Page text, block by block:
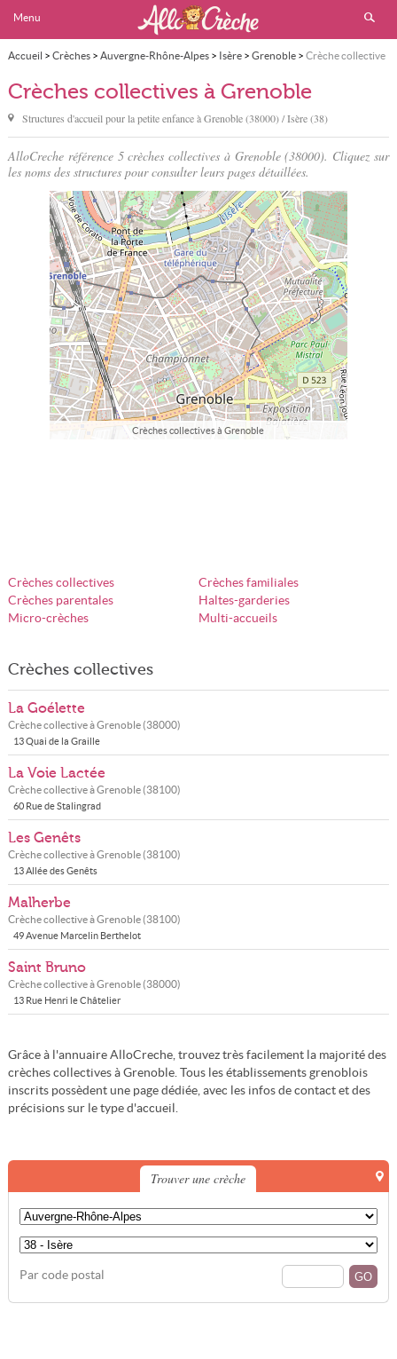
Menu
Accueil > Crèches> Auvergne-Rhône-Alpes> Isère> Grenoble> Crèche collective
Crèches collectives à Grenoble
Structures d'accueil pour la petite enfance àGrenoble(38000) / Isère (38)
AlloCreche référence 5 crèches collectives à Grenoble (38000). Cliquez sur
les noms des structures pour consulter leurs pages détaillées.
Crèches collectives à Grenoble
Crèches collectives
Crèches familiales
Crèches parentales
Haltes-garderies
Micro-crèches
Multi-accueils
Crèches collectives
La Goélette
Crèche collective àGrenoble(38000)
13 Quai de la Graille
La Voie Lactée
Crèche collective àGrenoble(38100)
60 Rue de Stalingrad
Les Genêts
Crèche collective àGrenoble(38100)
13 Allée des Genêts
Malherbe
Crèche collective àGrenoble(38100)
49 Avenue Marcelin Berthelot
Saint Bruno
Crèche collective àGrenoble(38000)
13 Rue Henri le Châtelier
Grâce à l'annuaire AlloCreche, trouvez très facilement la majorité des
crèches collectives à Grenoble. Tous les établissements grenoblois
inscrits possèdent une page dédiée, avec les infos de contact et des
précisions sur le type d'accueil.
Trouver une crèche
Par code postal